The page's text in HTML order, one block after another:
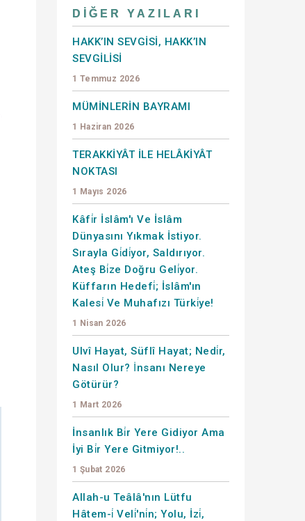
DIĞER YAZILARI
HAKK’IN SEVGİSİ, HAKK’IN
SEVGİLİSİ
1 Temmuz 2026
MÜMİNLERİN BAYRAMI
1 Haziran 2026
TERAKKİYÂT İLE HELÂKİYÂT
NOKTASI
1 Mayıs 2026
Kâfi̇r İslâm'ı Ve İslâm
Dünyasını Yıkmak İstiyor.
Sırayla Gi̇di̇yor, Saldırıyor.
Ateş Bi̇ze Doğru Geli̇yor.
Küffarın Hedefi̇; İslâm'ın
Kalesi̇ Ve Muhafızı Türki̇ye!
1 Nisan 2026
Ulvî Hayat, Süflî Hayat; Nedi̇r,
Nasıl Olur? İnsanı Nereye
Götürür?
1 Mart 2026
İnsanlık Bi̇r Yere Gidiyor Ama
İyi Bi̇r Yere Gitmiyor!..
1 Şubat 2026
Allah-u Teâlâ'nın Lütfu
Hâtem-i̇ Veli̇'ni̇n; Yolu, İzi̇,